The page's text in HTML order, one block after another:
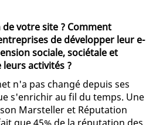
votre site ? Comment
de développer leur e-
sociale, sociétale et
activités ?
n'a pas changé depuis ses
s'enrichir au fil du temps. Une
Marsteller et Réputation